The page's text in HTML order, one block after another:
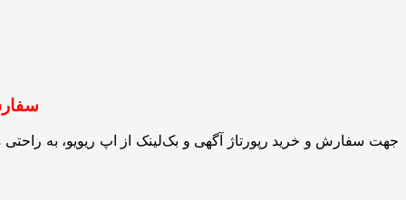
جهت سفارش و خرید رپورتاژ آگهی و بک‌لینک از اپ ریویو، به راحتی